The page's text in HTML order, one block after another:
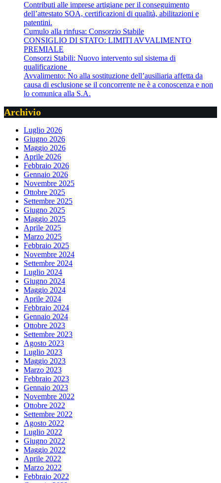
Contributi alle imprese artigiane per il conseguimento
dell’attestato SOA, certificazioni di qualità, abilitazioni e
patentini.
Cumulo alla rinfusa: Consorzio Stabile
CONSIGLIO DI STATO: LIMITI AVVALIMENTO
PREMIALE
Consorzi Stabili: Nuovo intervento sul sistema di
qualificazione
Avvalimento: No alla sostituzione dell’ausiliaria affetta da
causa di esclusione se il concorrente ne è a conoscenza e non
lo comunica alla S.A.
Archivio
Luglio 2026
Giugno 2026
Maggio 2026
Aprile 2026
Febbraio 2026
Gennaio 2026
Novembre 2025
Ottobre 2025
Settembre 2025
Giugno 2025
Maggio 2025
Aprile 2025
Marzo 2025
Febbraio 2025
Novembre 2024
Settembre 2024
Luglio 2024
Giugno 2024
Maggio 2024
Aprile 2024
Febbraio 2024
Gennaio 2024
Ottobre 2023
Settembre 2023
Agosto 2023
Luglio 2023
Maggio 2023
Marzo 2023
Febbraio 2023
Gennaio 2023
Novembre 2022
Ottobre 2022
Settembre 2022
Agosto 2022
Luglio 2022
Giugno 2022
Maggio 2022
Aprile 2022
Marzo 2022
Febbraio 2022